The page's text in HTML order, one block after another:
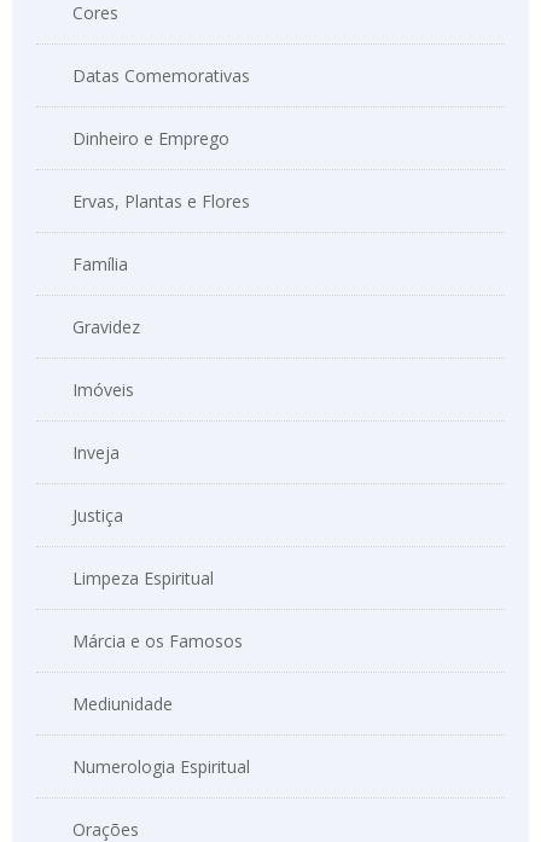
Cores
Datas Comemorativas
Dinheiro e Emprego
Ervas, Plantas e Flores
Família
Gravidez
Imóveis
Inveja
Justiça
Limpeza Espiritual
Márcia e os Famosos
Mediunidade
Numerologia Espiritual
Orações